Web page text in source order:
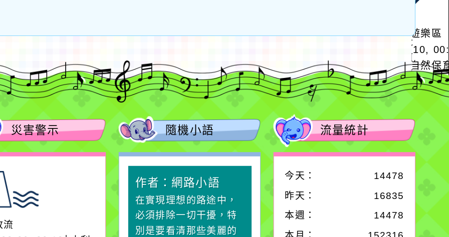
災害警示
流
隨機小語
生活是一面鏡子。你對
對它哭，它也對你哭。
作者：網路小語
在實現理想的路途中，
必須排除一切干擾，特
別是要看清那些美麗的
作者：網路小語
一杯清水因滴入一滴污
水而變污濁，一杯污水
卻不會因一滴清水的存
流量統計
今天： 14478
昨天：
16835
本週：
14478